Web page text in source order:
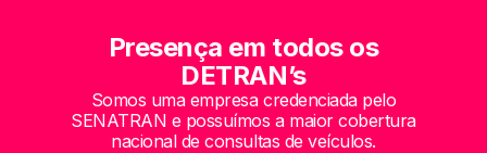
Presença em todos os
DETRAN’s
Somos uma empresa credenciada pelo
SENATRAN e possuímos a maior cobertura
nacional de consultas de veículos.